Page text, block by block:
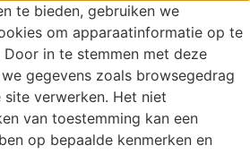
te bieden, gebruiken we
om apparaatinformatie op te
in te stemmen met deze
gegevens zoals browsegedrag
verwerken. Het niet
van toestemming kan een
op bepaalde kenmerken en